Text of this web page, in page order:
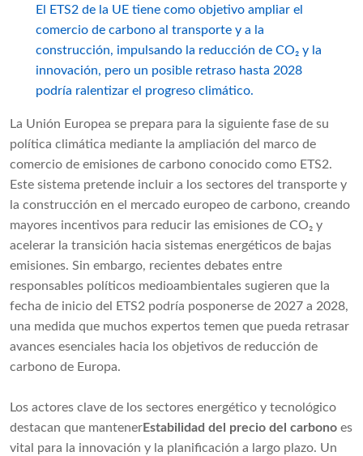
El ETS2 de la UE tiene como objetivo ampliar el
comercio de carbono al transporte y a la
construcción, impulsando la reducción de CO₂ y la
innovación, pero un posible retraso hasta 2028
podría ralentizar el progreso climático.
La Unión Europea se prepara para la siguiente fase de su
política climática mediante la ampliación del marco de
comercio de emisiones de carbono conocido como ETS2.
Este sistema pretende incluir a los sectores del transporte y
la construcción en el mercado europeo de carbono, creando
mayores incentivos para reducir las emisiones de CO₂ y
acelerar la transición hacia sistemas energéticos de bajas
emisiones. Sin embargo, recientes debates entre
responsables políticos medioambientales sugieren que la
fecha de inicio del ETS2 podría posponerse de 2027 a 2028,
una medida que muchos expertos temen que pueda retrasar
avances esenciales hacia los objetivos de reducción de
carbono de Europa.
Los actores clave de los sectores energético y tecnológico
destacan que mantenerEstabilidad del precio del carbono es
vital para la innovación y la planificación a largo plazo. Un